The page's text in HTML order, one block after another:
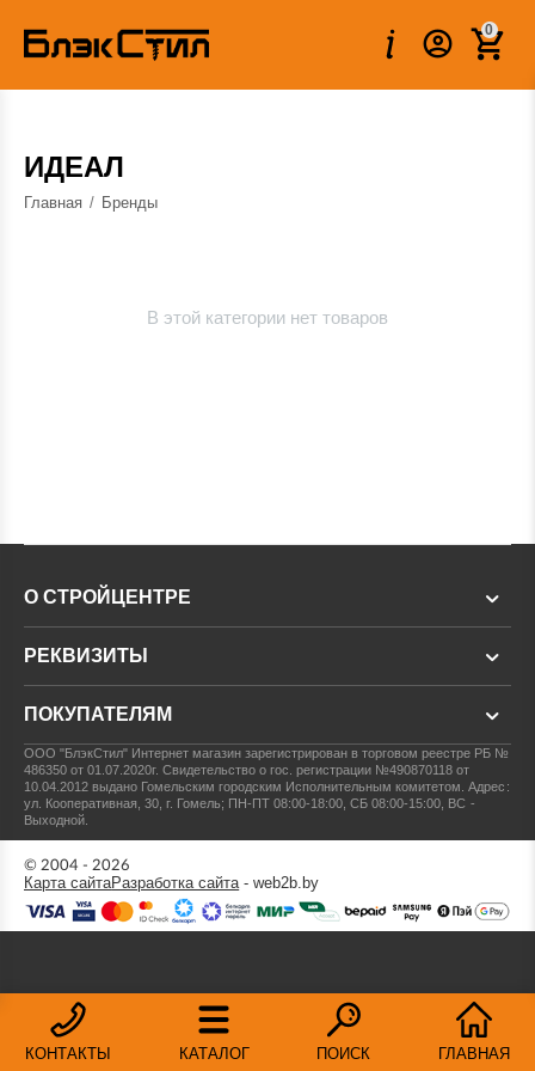
0
ИДЕАЛ
Главная / Бренды
В этой категории нет товаров
КОНТАКТЫ КАТАЛОГ ПОИСК ГЛАВНАЯ
О СТРОЙЦЕНТРЕ
РЕКВИЗИТЫ
ПОКУПАТЕЛЯМ
ООО "БлэкСтил" Интернет магазин зарегистрирован в торговом реестре РБ №
486350 от 01.07.2020г.Свидетельство о гос. регистрации №490870118 от
10.04.2012 выдано Гомельским городским Исполнительным комитетом.Адрес:
ул. Кооперативная, 30, г. Гомель; ПН-ПТ 08:00-18:00, СБ 08:00-15:00, ВС -
Выходной.
© 2004 - 2026
Карта сайтаРазработка сайта- web2b.by